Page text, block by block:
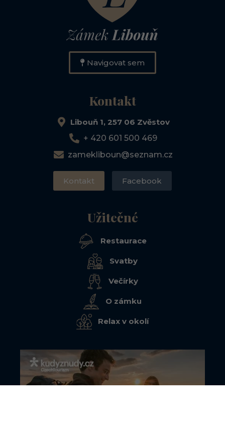
Navigovat sem
Kontakt
Libouň 1, 257 06 Zvěstov
+ 420 601 500 469
zamekliboun@seznam.cz
Kontakt Facebook
Užitečné
Restaurace
Svatby
Večírky
O zámku
Relax v okolí